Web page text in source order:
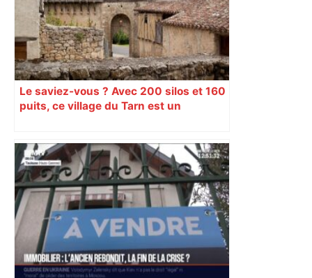
Le saviez-vous ? Avec 200 silos et 160
puits, ce village du Tarn est un